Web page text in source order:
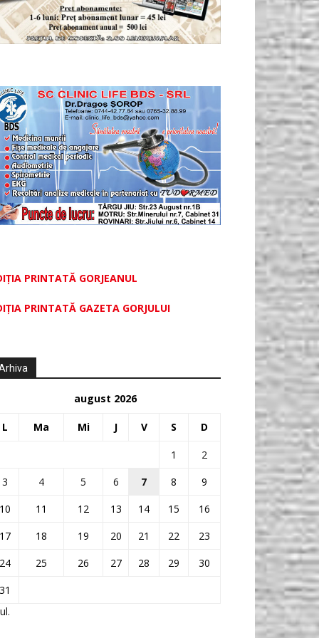
PRINTATĂ GORJEANUL
PRINTATĂ GAZETA GORJULUI
august 2026
L Ma Mi J V S D
1
2
3
4 5 6 7 8
9
11 12 13 14 15
16
18 19 20 21 22
23
25 26 27 28 29
30